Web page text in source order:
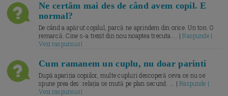
Ne certăm mai des de când avem copil. E
normal?
De când a apărut copilul, parcă ne aprindem din orice. Un ton. O
remarcă. Cine s-a trezit din nou noaptea trecuta.... |Raspunde |
Vezi raspunsuri
Cum ramanem un cuplu, nu doar parinti
După apariția copiilor, multe cupluri descoperă ceva ce nu se
spune prea des: relația se mută pe plan secund. ... |Raspunde |
Vezi raspunsuri